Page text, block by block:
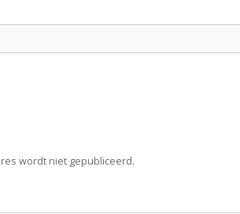
wordt niet gepubliceerd.